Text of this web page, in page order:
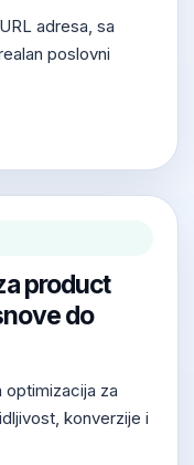
adresa, sa
poslovni
product
do
optimizacija za
konverzije i